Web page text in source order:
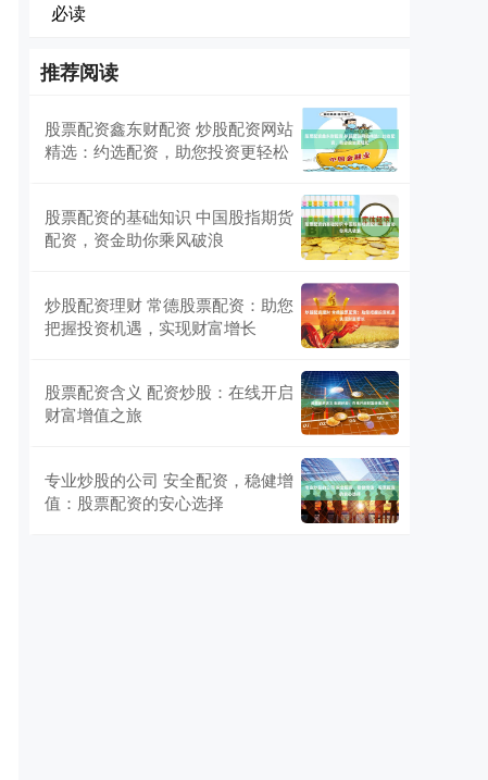
必读
推荐阅读
股票配资鑫东财配资 炒股配资网站
精选：约选配资，助您投资更轻松
股票配资的基础知识 中国股指期货
配资，资金助你乘风破浪
炒股配资理财 常德股票配资：助您
把握投资机遇，实现财富增长
股票配资含义 配资炒股：在线开启
财富增值之旅
专业炒股的公司 安全配资，稳健增
值：股票配资的安心选择